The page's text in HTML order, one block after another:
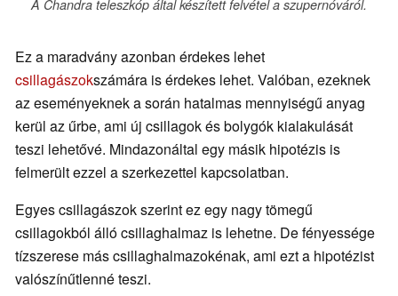
A Chandra teleszkóp által készített felvétel a szupernóváról.
Ez a maradvány azonban érdekes lehet
csillagászokszámára is érdekes lehet. Valóban, ezeknek
az eseményeknek a során hatalmas mennyiségű anyag
kerül az űrbe, ami új csillagok és bolygók kialakulását
teszi lehetővé. Mindazonáltal egy másik hipotézis is
felmerült ezzel a szerkezettel kapcsolatban.
Egyes csillagászok szerint ez egy nagy tömegű
csillagokból álló csillaghalmaz is lehetne. De fényessége
tízszerese más csillaghalmazokénak, ami ezt a hipotézist
valószínűtlenné teszi.